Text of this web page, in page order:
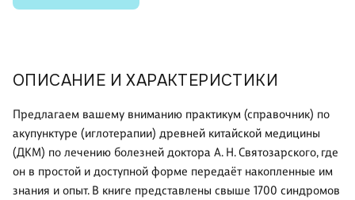
ОПИСАНИЕ И ХАРАКТЕРИСТИКИ
Предлагаем вашему вниманию практикум (справочник) по
акупунктуре (иглотерапии) древней китайской медицины
(ДКМ) по лечению болезней доктора А. Н. Святозарского, где
он в простой и доступной форме передаёт накопленные им
знания и опыт. В книге представлены свыше 1700 синдромов